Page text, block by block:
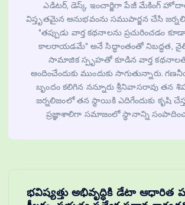
ఎడిటర్, డెస్క్ ఇంచార్జిగా పేజీ మేకింగ్
విస్తృతమైన అనుభవంను సముపార్జన చేసి
"తప్పుడు వార్త కథనాలను ప్రచురించడం
కాలరాయడమే" అనే సిద్ధాంతంతో నిబద్ధత,
సామాజిక స్పృహతో కూడిన వార్త కథనాలతో
అందించేందుకు ముందుకు సాగుతున్నారు.
బృందం కలిగిన నన్నూరు శ్రీనివాసరావు తన
జర్నలిజంలో తన స్థాయికి ఎదిగేందుకు కృషి
ప్రజ్ఞాశాలిగా సమాజంలో స్థానాన్ని
భవిష్యత్తు అభివృద్ధికి డేటా ఆధారిత